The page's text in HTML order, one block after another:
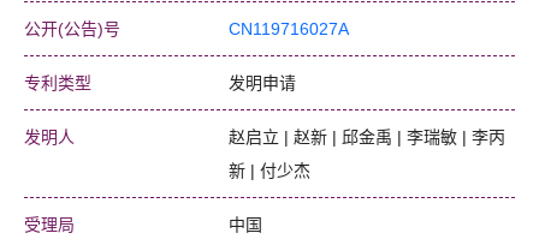
公开(公告)号 CN119716027A
专利类型 发明申请
发明人
赵启立 | 赵新 | 邱金禹 | 李瑞敏 | 李丙
新 | 付少杰
受理局 中国